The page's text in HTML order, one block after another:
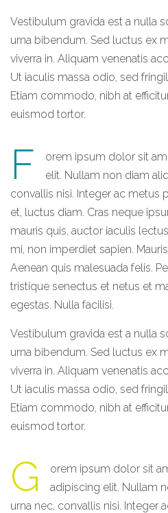
Vestibulum gravida est a nulla
urna bibendum. Sed luctus ex
viverra in. Aliquam venenatis
Ut iaculis massa odio, sed
Etiam commodo, nibh at
euismod tortor.
F
orem ipsum dolor sit
elit. Nullam non diam
convallis nisi. Integer ac metus
et, luctus diam. Cras neque
mauris quis, auctor iaculis
mi, non imperdiet sapien.
Aenean quis malesuada felis.
tristique senectus et netus et
egestas. Nulla facilisi.
Vestibulum gravida est a nulla
urna bibendum. Sed luctus ex
viverra in. Aliquam venenatis
Ut iaculis massa odio, sed
Etiam commodo, nibh at
euismod tortor.
G
orem ipsum dolor sit
adipiscing elit. Nullam
urna nec, convallis nisi. Integer